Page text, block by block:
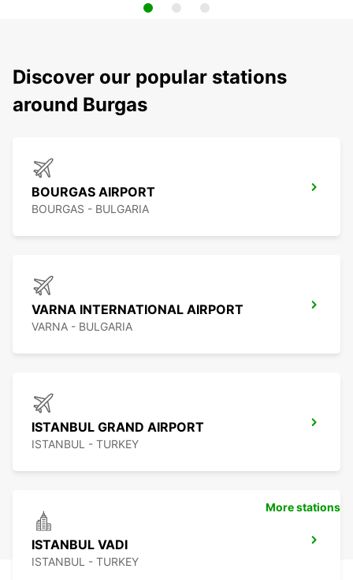
Discover our popular stations
around Burgas
BOURGAS AIRPORT
BOURGAS - BULGARIA
VARNA INTERNATIONAL AIRPORT
VARNA - BULGARIA
ISTANBUL GRAND AIRPORT
ISTANBUL - TURKEY
ISTANBUL VADI
ISTANBUL - TURKEY
More stations